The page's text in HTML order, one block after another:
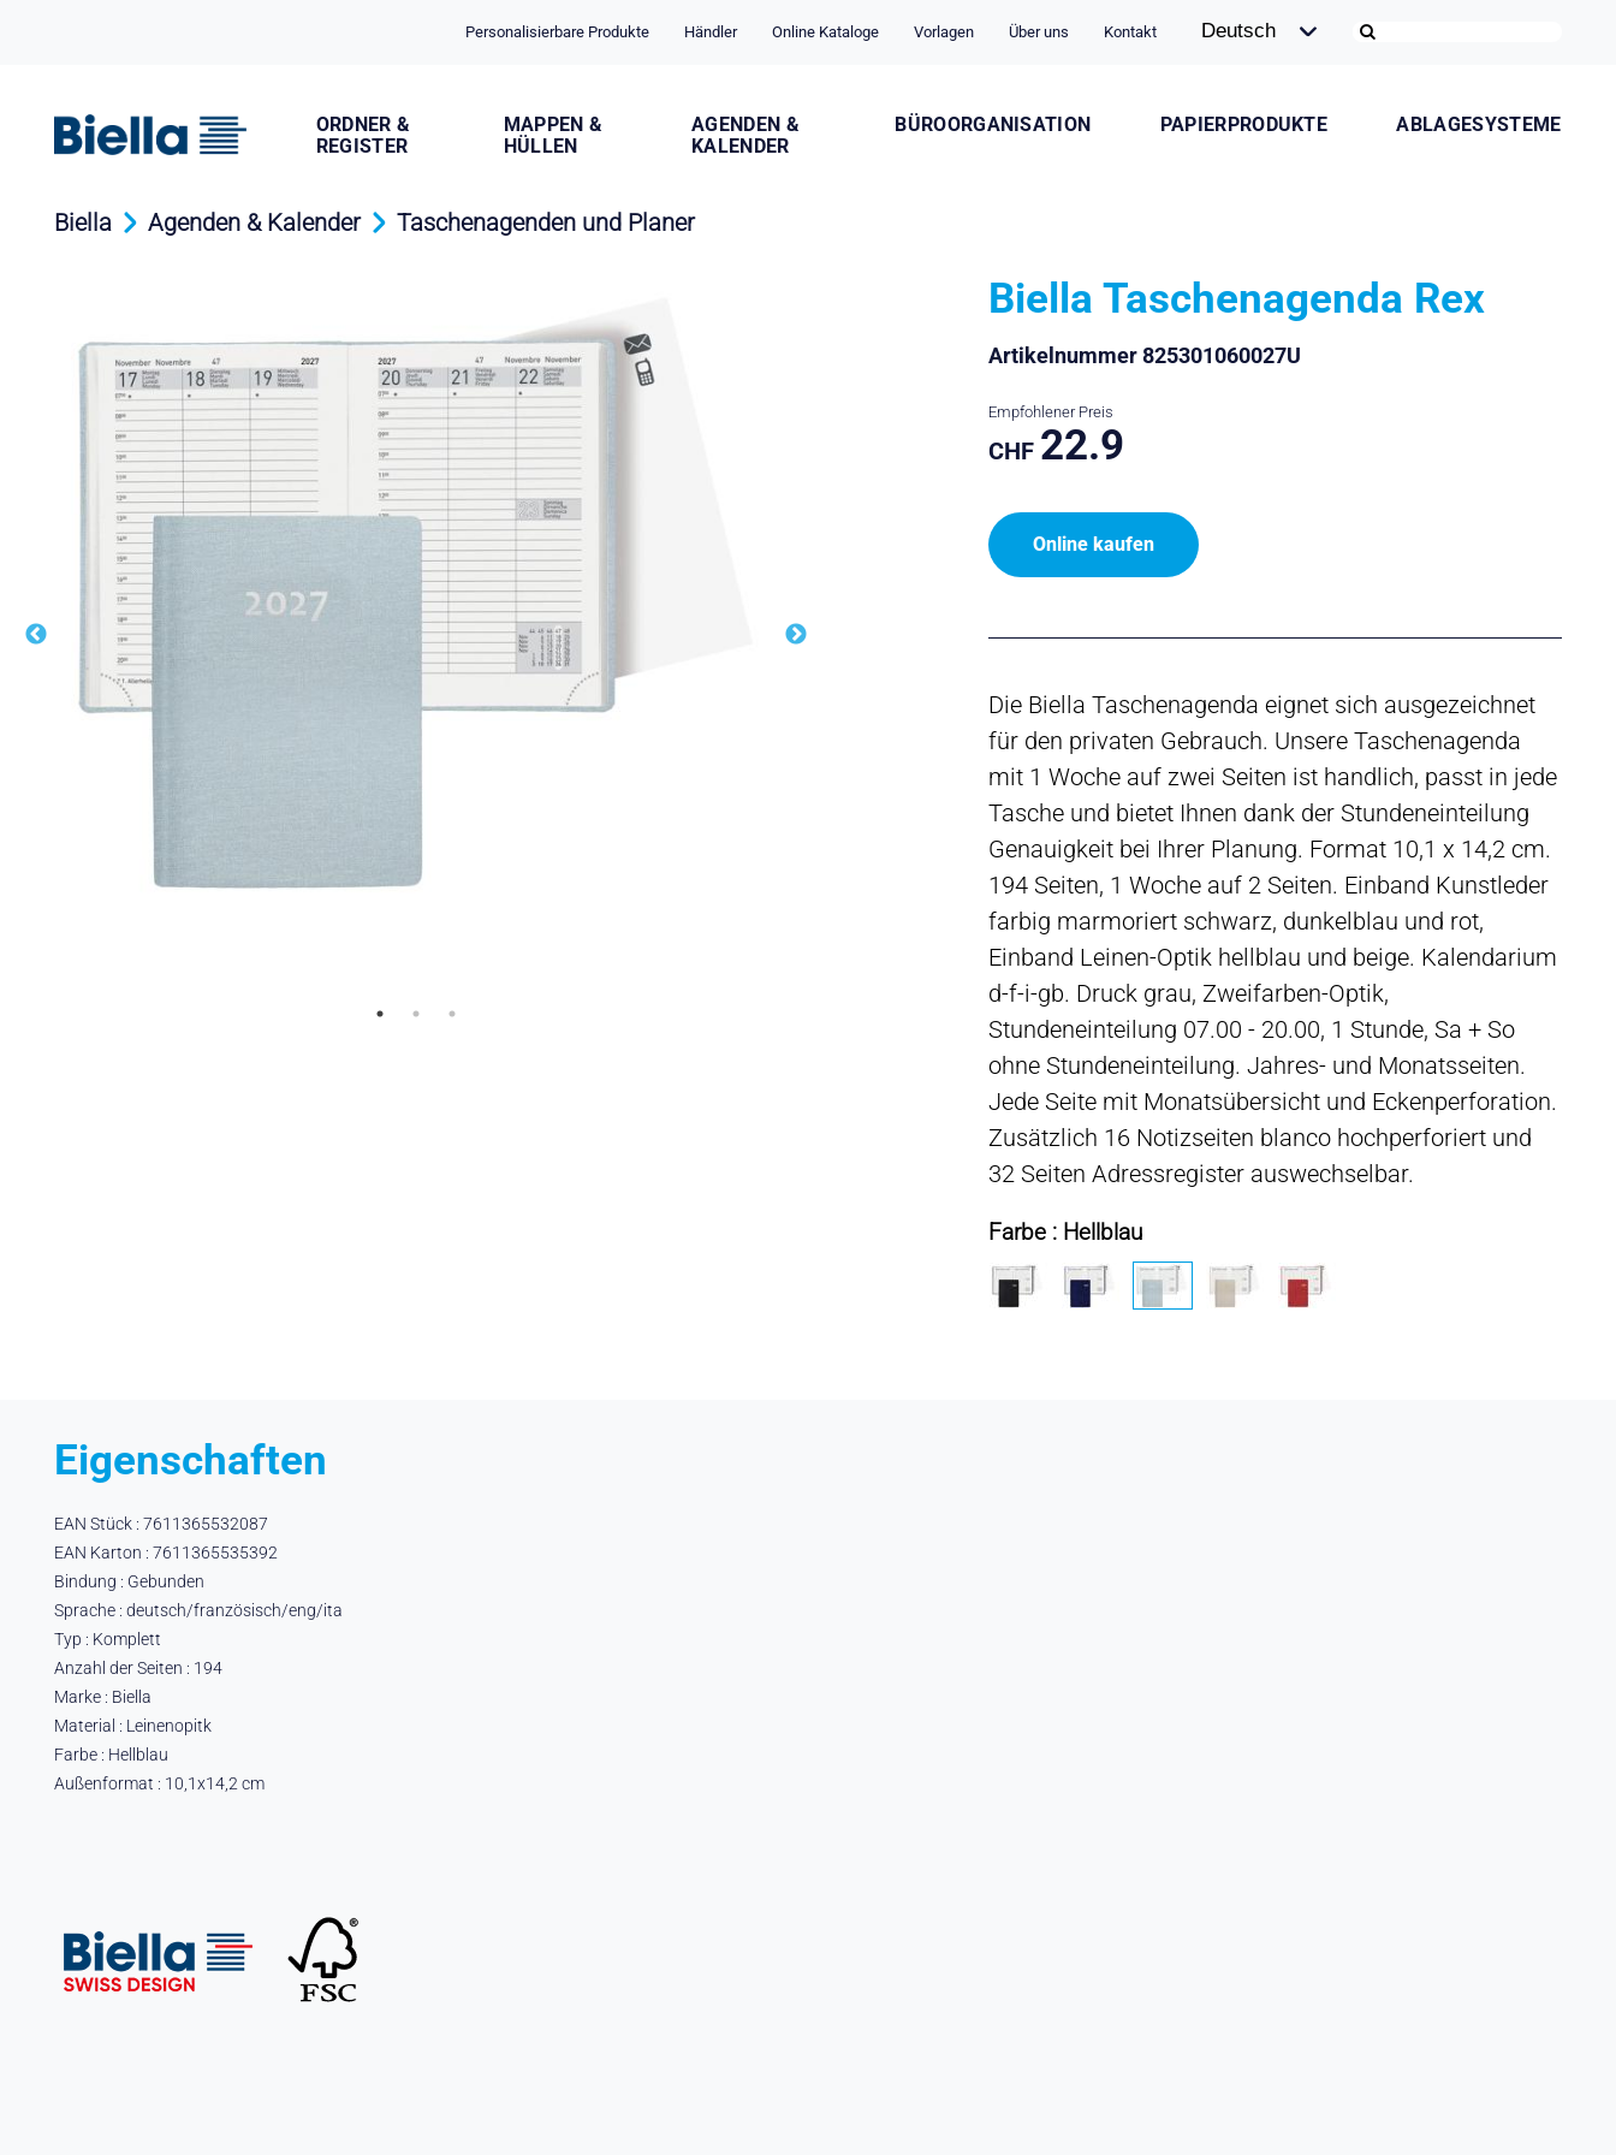
Personalisierbare Produkte Händler Online Kataloge Vorlagen Über uns Kontakt
PAPIERPRODUKTE ABLAGESYSTEME
BÜROORGANISATION
ORDNER &
REGISTER
MAPPEN &
HÜLLEN
AGENDEN &
KALENDER
Biella Agenden & Kalender Taschenagenden und Planer
Biella Taschenagenda Rex
Artikelnummer 825301060027U
Empfohlener Preis
CHF 22.9
Online kaufen
Die Biella Taschenagenda eignet sich ausgezeichnet
für den privaten Gebrauch. Unsere Taschenagenda
mit 1 Woche auf zwei Seiten ist handlich, passt in jede
Tasche und bietet Ihnen dank der Stundeneinteilung
Genauigkeit bei Ihrer Planung. Format 10,1 x 14,2 cm.
194 Seiten, 1 Woche auf 2 Seiten. Einband Kunstleder
farbig marmoriert schwarz, dunkelblau und rot,
Einband Leinen-Optik hellblau und beige. Kalendarium
d-f-i-gb. Druck grau, Zweifarben-Optik,
Stundeneinteilung 07.00 - 20.00, 1 Stunde, Sa + So
ohne Stundeneinteilung. Jahres- und Monatsseiten.
Jede Seite mit Monatsübersicht und Eckenperforation.
Zusätzlich 16 Notizseiten blanco hochperforiert und
32 Seiten Adressregister auswechselbar.
Farbe : Hellblau
Eigenschaften
EAN Stück : 7611365532087
EAN Karton : 7611365535392
Bindung : Gebunden
Sprache : deutsch/französisch/eng/ita
Typ : Komplett
Anzahl der Seiten : 194
Marke : Biella
Material : Leinenopitk
Farbe : Hellblau
Außenformat : 10,1x14,2 cm